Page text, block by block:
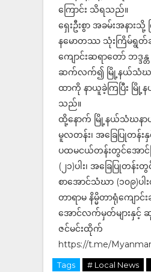
ကြောင်း သိရသည်။
ရှေးဦးစွာ အခမ်းအနာ
နမောတဿ သုံးကြိမ်ရွတ်ဆို
ကျောင်းဆရာတော် ဘဒ္
ဆက်လက်၍ မြို့နယ်သံဃနာ
ထာကို နာယူခဲ့ကြပြီး မြို့
သည်။
ထို့နောက် မြို့နယ်သံဃနာယက
မူလတန်း၊ အခြေပြုတ
ပထမငယ်တန်းတွင်အောင်
(၂၁)ပါး၊ အခြေပြုတ
စာအောင်သံဃာ (၁၀၉)ပ
တာရာမ နိမ္မိတာရုံကျော
အောင်လက်မှတ်များနှင့်
ဇင်မင်းထိုက်
https://t.me/
Tags # Local News